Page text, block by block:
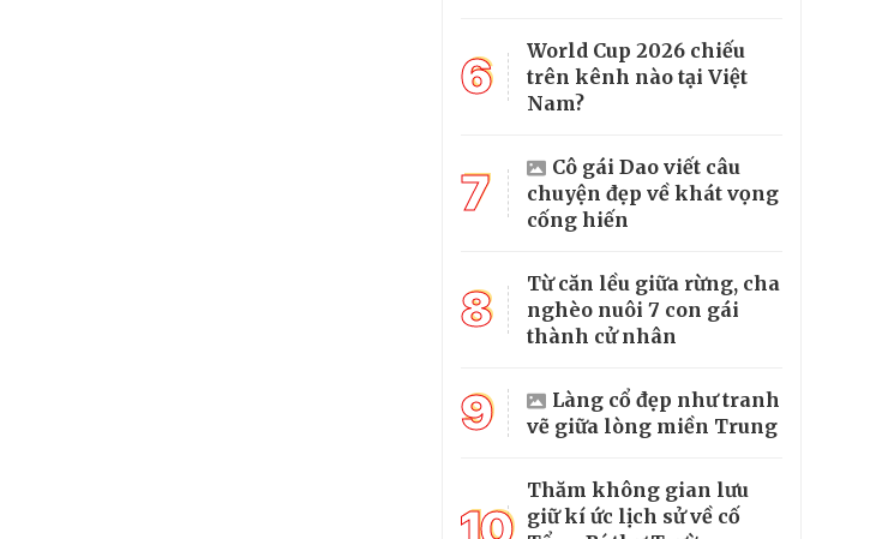
6
World Cup 2026 chiếu
trên kênh nào tại Việt
Nam?
7
Cô gái Dao viết câu
chuyện đẹp về khát vọng
cống hiến
8
Từ căn lều giữa rừng, cha
nghèo nuôi 7 con gái
thành cử nhân
9
Làng cổ đẹp như tranh
vẽ giữa lòng miền Trung
Thăm không gian lưu
giữ kí ức lịch sử về cố